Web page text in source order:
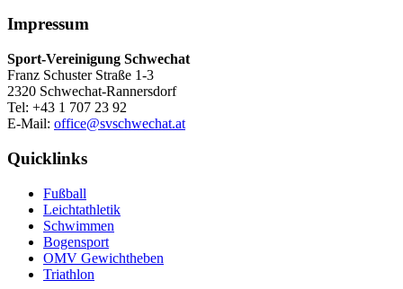
Impressum
Sport-Vereinigung Schwechat
Franz Schuster Straße 1-3
2320 Schwechat-Rannersdorf
Tel: +43 1 707 23 92
E-Mail: office@svschwechat.at
Quicklinks
Fußball
Leichtathletik
Schwimmen
Bogensport
OMV Gewichtheben
Triathlon